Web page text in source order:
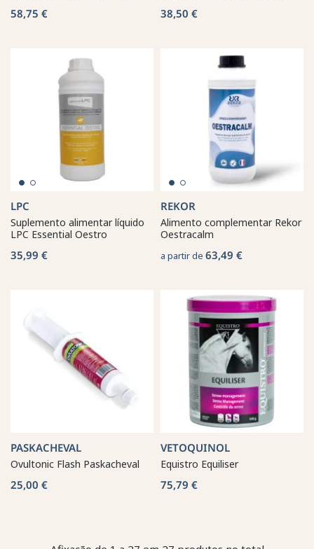
58,75 € 38,50 €
LPC
Suplemento alimentar líquido
LPC Essential Oestro
35,99 €
REKOR
Alimento complementar Rekor
Oestracalm
a partir de 63,49 €
PASKACHEVAL
Ovultonic Flash Paskacheval
25,00 €
VETOQUINOL
Equistro Equiliser
75,79 €